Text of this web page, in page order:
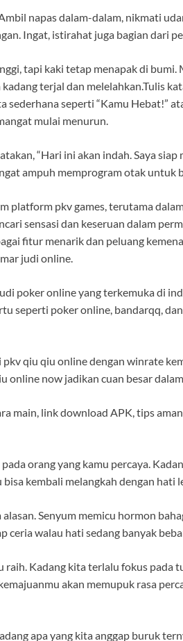
napas dalam-dalam, nikmati
Ingat, istirahat juga bagian dari
tapi kaki tetap menapak di bumi.
terjal dan melelahkan.Tulis
seperti “Kamu Hebat!”
mulai menurun.
“Hari ini akan indah. Saya siap
ampuh memprogram otak
platform pkv games, terutama
sensasi dan keseruan dalam
fitur menarik dan peluang
judi online.
poker online yang terkemuka di
seperti poker online, bandarqq,
qiu qiu online dengan winrate
online now jadikan cuan besar
main, link download APK, tips
orang yang kamu percaya.
kembali melangkah dengan hati
Senyum memicu hormon
ceria walau hati sedang banyak
Kadang kita terlalu fokus pada
akan memupuk rasa
apa yang kita anggap buruk